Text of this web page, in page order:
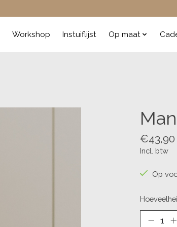
Workshop Instuiflijst Op maat
€43,90
Incl. btw
Op